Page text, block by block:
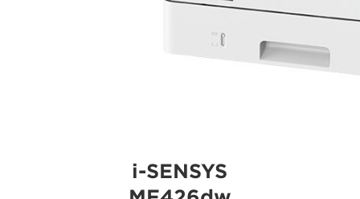
i-SENSYS